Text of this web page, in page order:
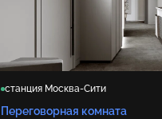
станция Москва-Сити
Переговорная комната